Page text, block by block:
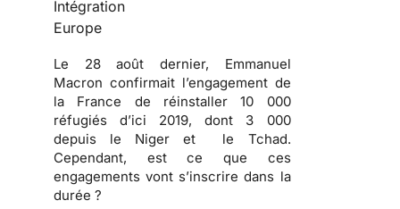
Intégration
Europe
Le 28 août dernier, Emmanuel
Macron confirmait l’engagement de
la France de réinstaller 10 000
réfugiés d’ici 2019, dont 3 000
depuis le Niger et le Tchad.
Cependant, est ce que ces
engagements vont s’inscrire dans la
durée ?